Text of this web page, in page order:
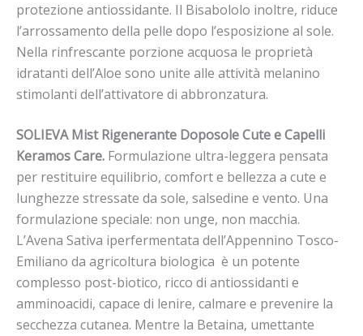
protezione antiossidante. Il Bisabololo inoltre, riduce
l’arrossamento della pelle dopo l’esposizione al sole.
Nella rinfrescante porzione acquosa le proprietà
idratanti dell’Aloe sono unite alle attività melanino
stimolanti dell’attivatore di abbronzatura.
SOLIEVA Mist Rigenerante Doposole Cute e Capelli
Keramos Care. Formulazione ultra-leggera pensata
per restituire equilibrio, comfort e bellezza a cute e
lunghezze stressate da sole, salsedine e vento. Una
formulazione speciale: non unge, non macchia.
L’Avena Sativa iperfermentata dell’Appennino Tosco-
Emiliano da agricoltura biologica è un potente
complesso post-biotico, ricco di antiossidanti e
amminoacidi, capace di lenire, calmare e prevenire la
secchezza cutanea. Mentre la Betaina, umettante